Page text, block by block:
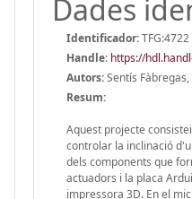
Dades
Identificador:TFG:4722
Handle: https://
Autors:Sentís
Resum:
Aquest projecte
controlar la inclinació
dels components que
actuadors i la placa
impressora 3D. En el